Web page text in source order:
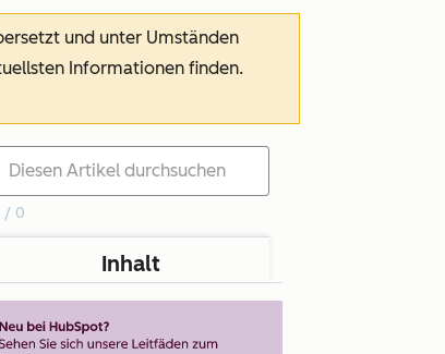
und unter Umständen
Informationen finden.
/ 0
Inhalt